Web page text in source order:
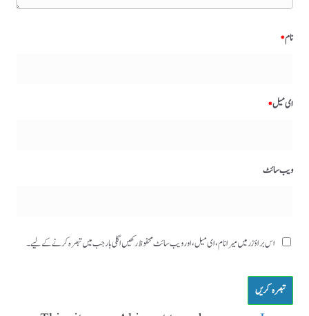
نام*
ای میل*
ویب‌ سائٹ
اس براؤزر میں میرا نام، ای میل، اور ویب سائٹ محفوظ رکھیں اگلی بار جب میں تبصرہ کرنے کےلیے۔